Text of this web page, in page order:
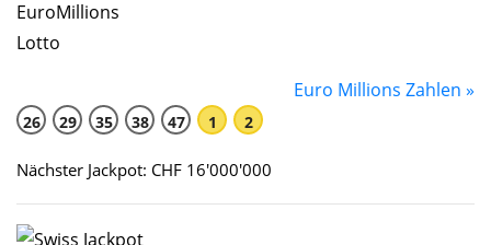
Euro Millions Zahlen »
26 29 35 38 47 1 2
Nächster Jackpot: CHF 16'000'000